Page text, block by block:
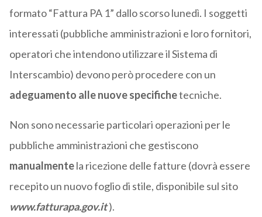
formato “Fattura PA 1” dallo scorso lunedì. I soggetti
interessati (pubbliche amministrazioni e loro fornitori,
operatori che intendono utilizzare il Sistema di
Interscambio) devono però procedere con un
adeguamento alle nuove specifichetecniche.
Non sono necessarie particolari operazioni per le
pubbliche amministrazioni che gestiscono
manualmentela ricezione delle fatture (dovrà essere
recepito un nuovo foglio di stile, disponibile sul sito
www.fatturapa.gov.it).